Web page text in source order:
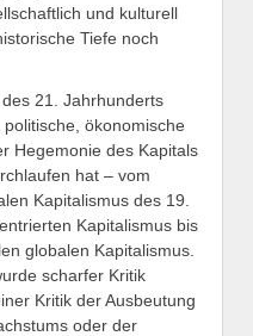
und kulturell
Tiefe noch
21. Jahrhunderts
ökonomische
Hegemonie des Kapitals
hat – vom
Kapitalismus des 19.
Kapitalismus bis
globalen Kapitalismus.
scharfer Kritik
Kritik der Ausbeutung
oder der